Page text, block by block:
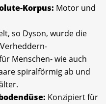
Korpus: Motor und
so Dyson, wurde die
Menschen- wie auch
spiralförmig ab und
Konzipiert für